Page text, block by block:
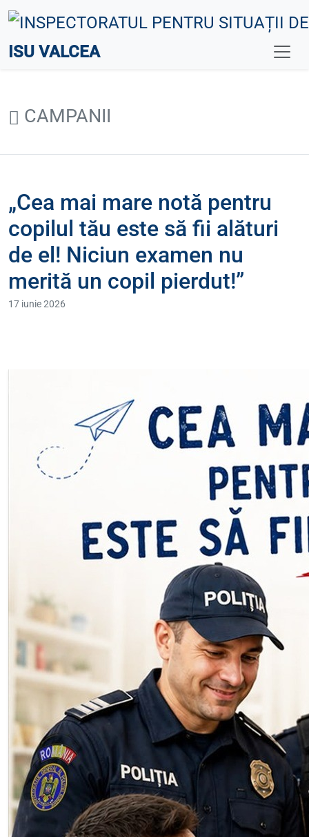
ISU VALCEA
CAMPANII
„Cea mai mare notă pentru
copilul tău este să fii alături
de el! Niciun examen nu
merită un copil pierdut!”
17 iunie 2026